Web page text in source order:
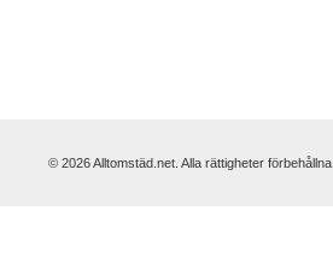
© 2026 Alltomstäd.net. Alla rättigheter förbehållna.